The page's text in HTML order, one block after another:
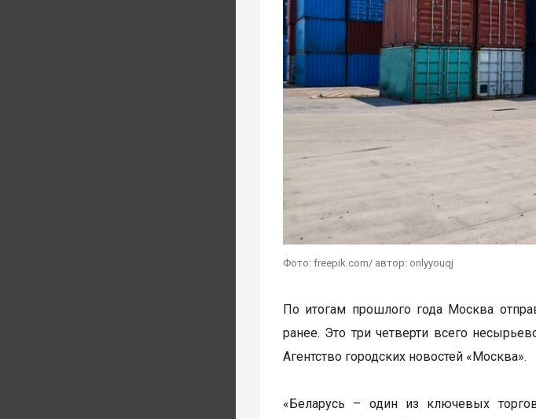
Фото: freepik.com/ автор: onlyyouqj
По итогам прошлого года Москва
ранее. Это три четверти всего
Агентство городских новостей «Москва».
«Беларусь – один из ключевых